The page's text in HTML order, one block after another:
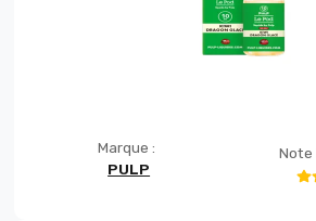
Marque :
PULP
Note